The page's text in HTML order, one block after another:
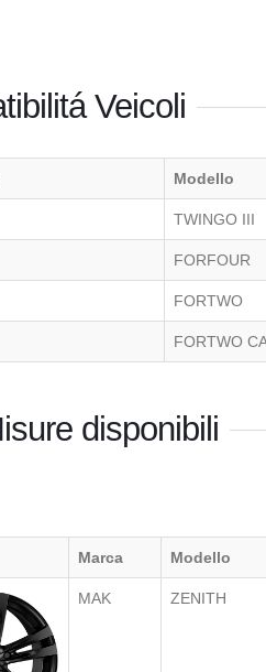
Veicoli
Modello
TWINGO III
FORFOUR
FORTWO
FORTWO
disponibili
Marca Modello
MAK ZENITH